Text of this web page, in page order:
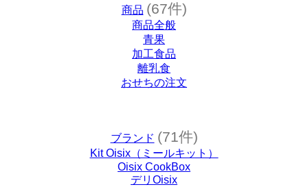
商品 (67件)
商品全般
青果
加工食品
離乳食
おせちの注文
ブランド (71件)
Kit Oisix（ミールキット）
Oisix CookBox
デリOisix